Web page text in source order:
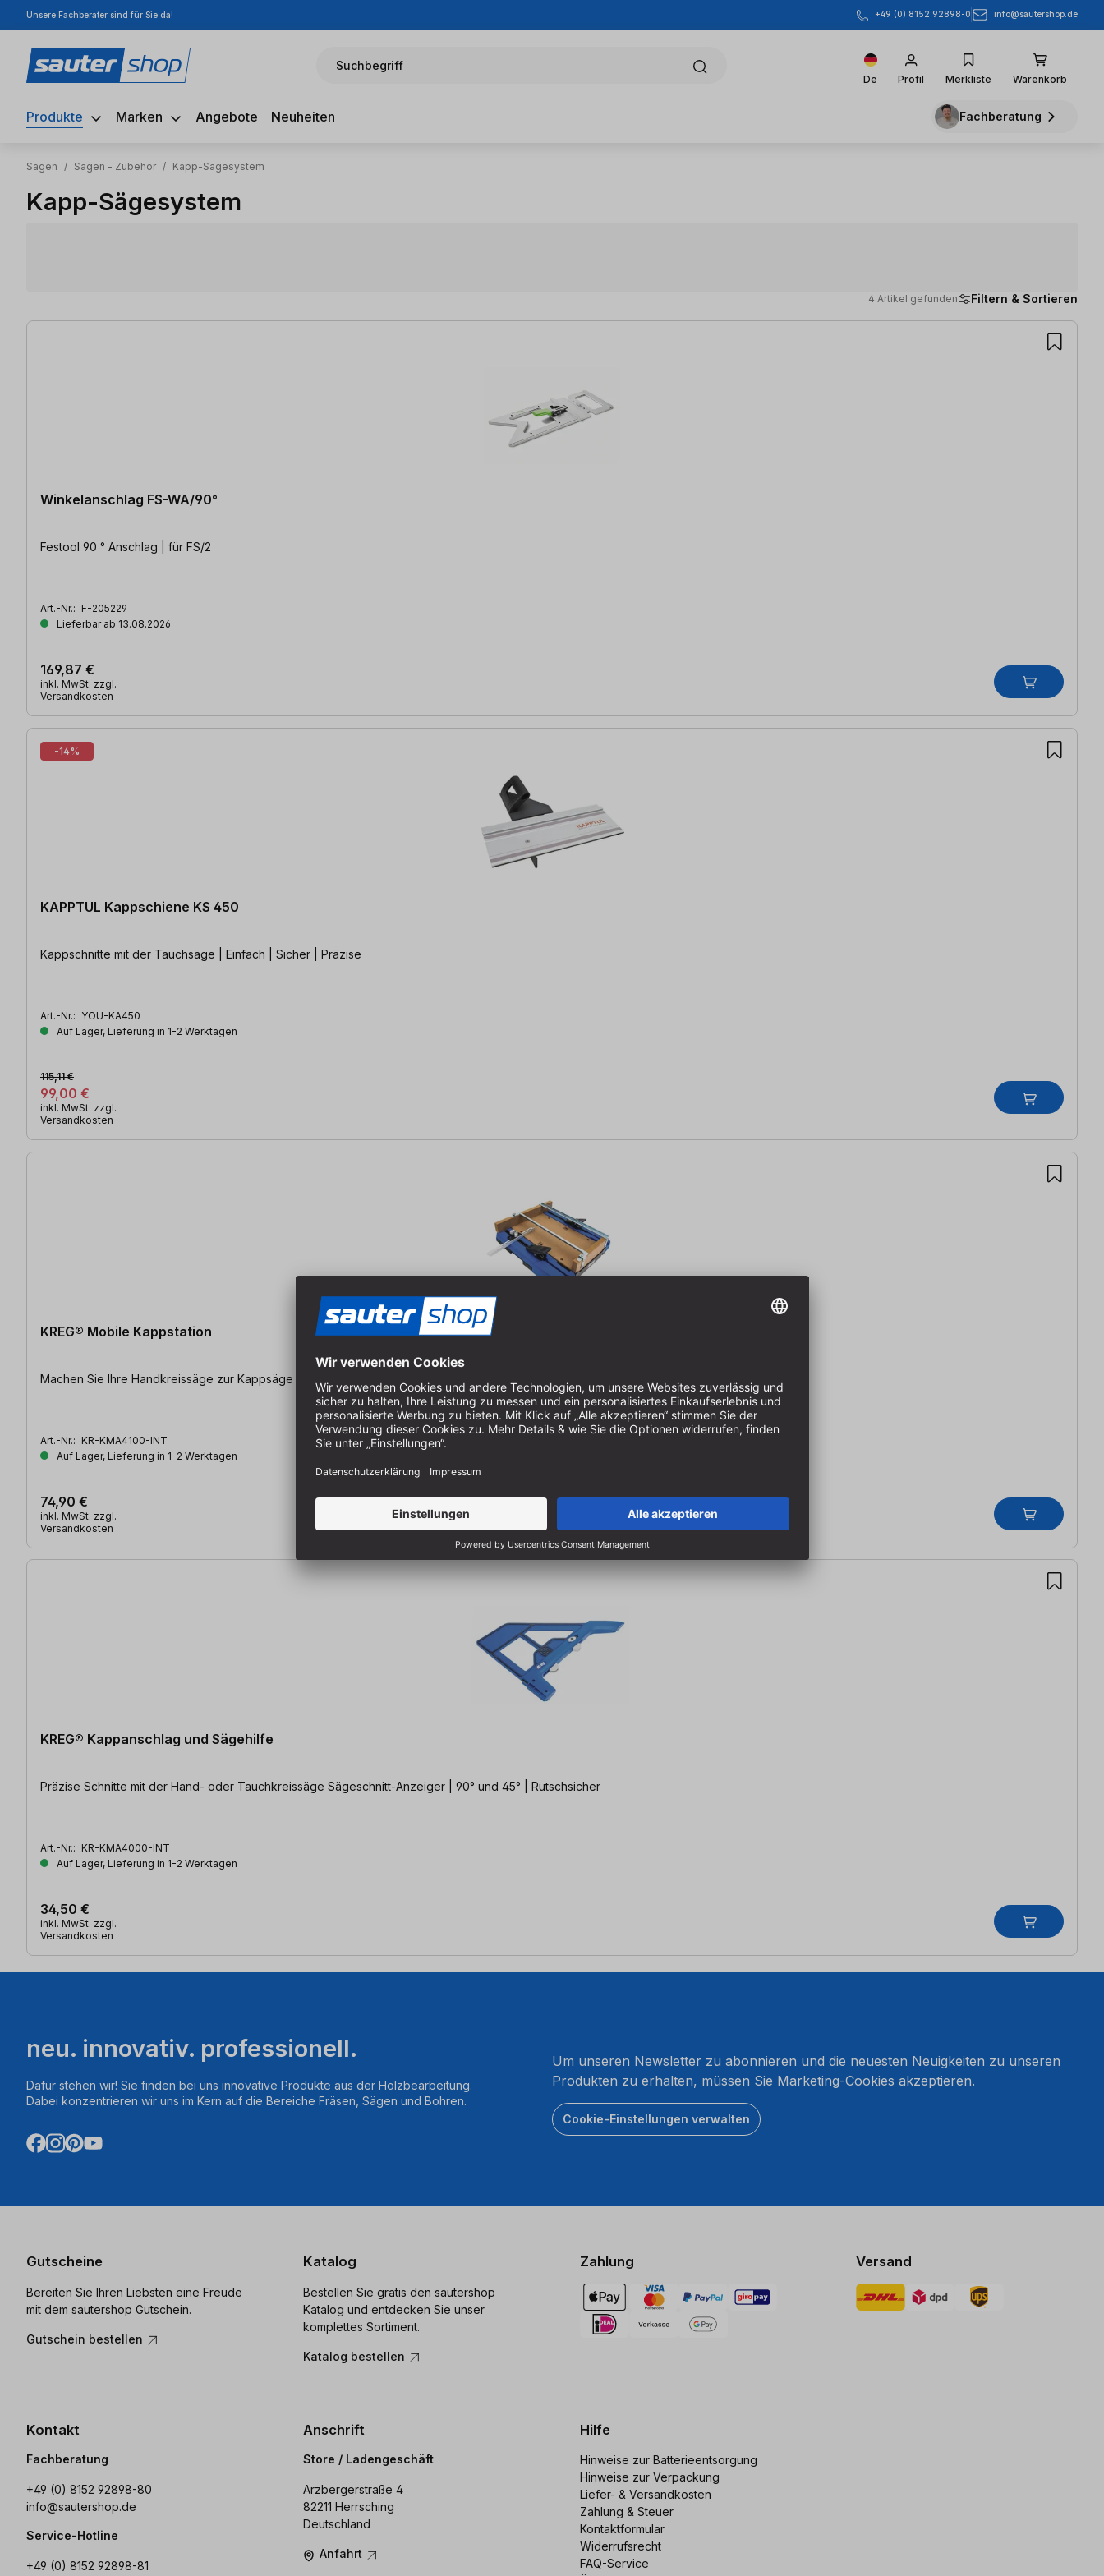
Hauptinhalt springen
Zur Suche springen
Zur Hauptnavigation springen
Unsere Fachberater sind für Sie da! +49 (0) 8152 92898-0 info@sautershop.de
Suchbegriff
De Profil Merkliste Warenkorb
Produkte Marken Angebote Neuheiten Fachberatung
Sägen / Sägen - Zubehör / Kapp-Sägesystem
Kapp-Sägesystem
4 Artikel gefunden Filtern & Sortieren
4 Artikel gefunden
Winkelanschlag FS-WA/90°
Festool 90 ° Anschlag | für FS/2
Art.-Nr.: F-205229
Lieferbar ab 13.08.2026
169,87 €
inkl. MwSt. zzgl.
Versandkosten
-14%
KAPPTUL Kappschiene KS 450
Kappschnitte mit der Tauchsäge | Einfach | Sicher | Präzise
Art.-Nr.: YOU-KA450
Auf Lager, Lieferung in 1-2 Werktagen
99,00 €
115,11 €
inkl. MwSt. zzgl.
Versandkosten
KREG® Mobile Kappstation
Art.-Nr.: KR-KMA4100-INT
Auf Lager, Lieferung in 1-2 Werktagen
74,90 €
inkl. MwSt. zzgl.
Versandkosten
KREG® Kappanschlag und Sägehilfe
Präzise Schnitte mit der Hand- oder Tauchkreissäge Sägeschnitt-Anzeiger | 90° und 45° | Rutschsicher
Art.-Nr.: KR-KMA4000-INT
Auf Lager, Lieferung in 1-2 Werktagen
34,50 €
inkl. MwSt. zzgl.
Versandkosten
neu. innovativ. professionell.
Dafür stehen wir! Sie finden bei uns innovative Produkte aus der Holzbearbeitung.
Dabei konzentrieren wir uns im Kern auf die Bereiche Fräsen, Sägen und Bohren.
Um unseren Newsletter zu abonnieren und die neuesten Neuigkeiten zu unseren
Produkten zu erhalten, müssen Sie Marketing-Cookies akzeptieren.
Cookie-Einstellungen verwalten
Gutscheine
Bereiten Sie Ihren Liebsten eine Freude
mit dem sautershop Gutschein.
Gutschein bestellen
Katalog
Bestellen Sie gratis den sautershop
Katalog und entdecken Sie unser
komplettes Sortiment.
Katalog bestellen
Zahlung Versand
Kontakt
Fachberatung
+49 (0) 8152 92898-80
info@sautershop.de
Service-Hotline
+49 (0) 8152 92898-81
Anschrift
Store / Ladengeschäft
Arzbergerstraße 4
82211 Herrsching
Deutschland
Anfahrt
Hilfe
Hinweise zur Batterieentsorgung
Hinweise zur Verpackung
Liefer- & Versandkosten
Zahlung & Steuer
Kontaktformular
Widerrufsrecht
FAQ-Service